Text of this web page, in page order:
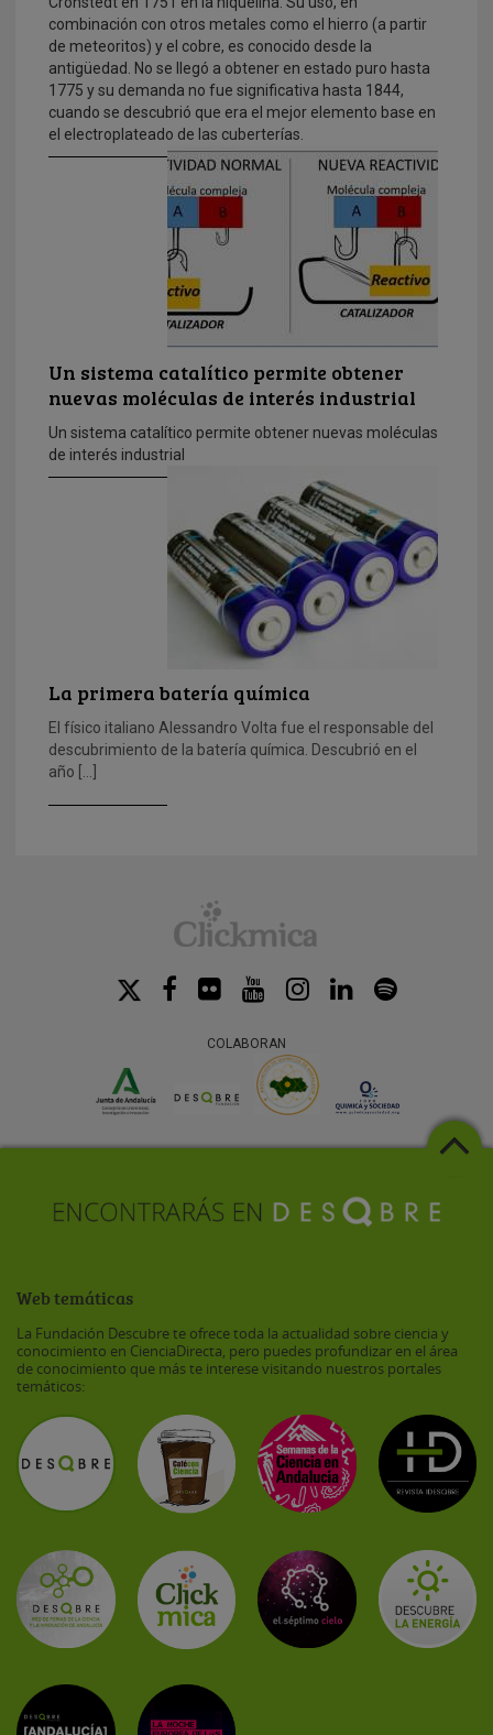
combinación con otros metales como el hierro (a partir
de meteoritos) y el cobre, es conocido desde la
antigüedad. No se llegó a obtener en estado puro hasta
1775 y su demanda no fue significativa hasta 1844,
cuando se descubrió que era el mejor elemento base en
el electroplateado de las cuberterías.
Un sistema catalítico permite obtener
nuevas moléculas de interés industrial
Un sistema catalítico permite obtener nuevas moléculas
de interés industrial
La primera batería química
El físico italiano Alessandro Volta fue el responsable del
descubrimiento de la batería química. Descubrió en el
año […]
COLABORAN
Web temáticas
La Fundación Descubre te ofrece toda la actualidad sobre ciencia y
conocimiento en CienciaDirecta, pero puedes profundizar en el área
de conocimiento que más te interese visitando nuestros portales
temáticos: